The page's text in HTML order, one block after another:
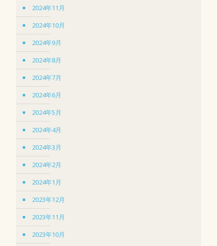
2024年11月
2024年10月
2024年9月
2024年8月
2024年7月
2024年6月
2024年5月
2024年4月
2024年3月
2024年2月
2024年1月
2023年12月
2023年11月
2023年10月